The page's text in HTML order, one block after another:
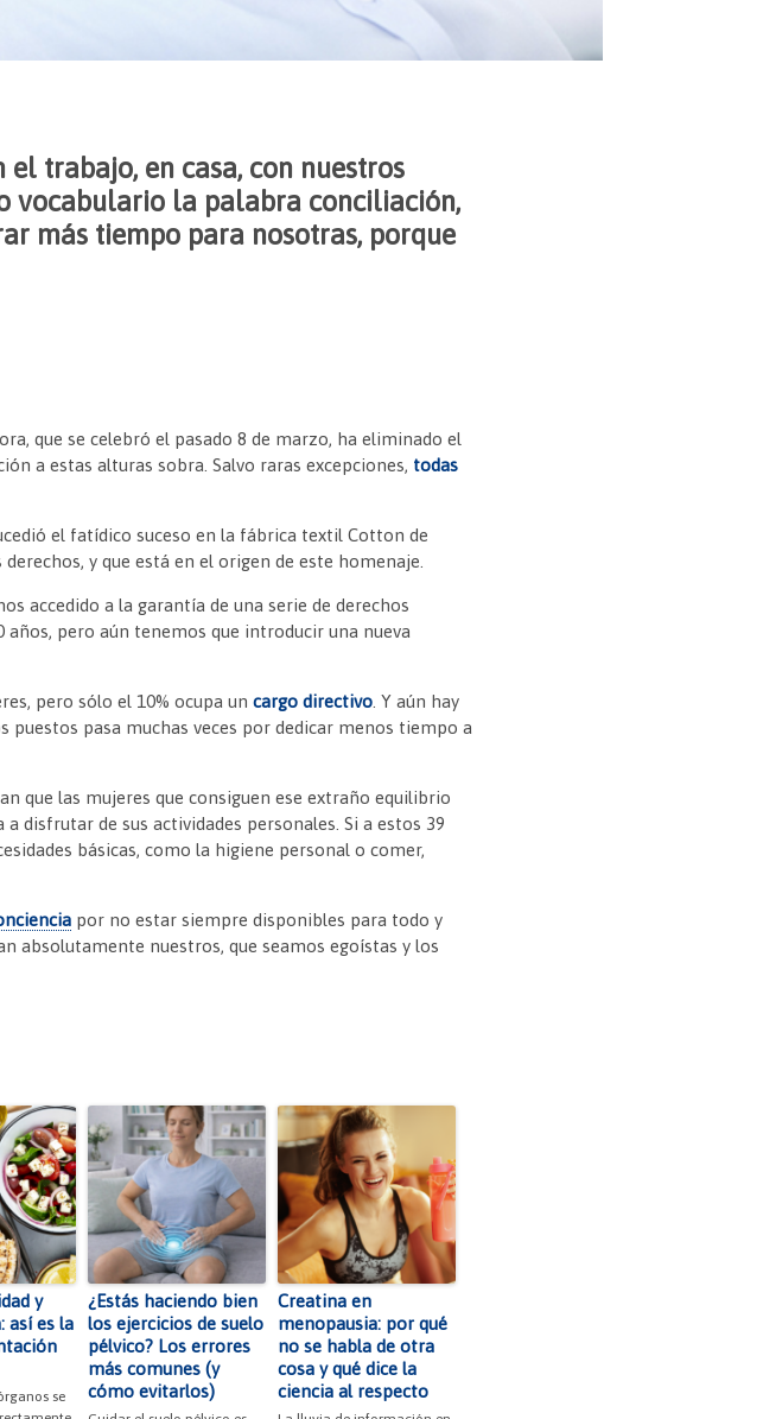
trabajo, en casa, con nuestros
vocabulario la palabra conciliación,
más tiempo para nosotras, porque
que se celebró el pasado 8 de marzo, ha eliminado el
a estas alturas sobra. Salvo raras excepciones, todas
el fatídico suceso en la fábrica textil Cotton de
y que está en el origen de este homenaje.
accedido a la garantía de una serie de derechos
pero aún tenemos que introducir una nueva
pero sólo el 10% ocupa uncargo directivo . Y aún hay
pasa muchas veces por dedicar menos tiempo a
que las mujeres que consiguen ese extraño equilibrio
a disfrutar de sus actividades personales. Si a estos 39
básicas, como la higiene personal o comer,
por no estar siempre disponibles para todo y
absolutamente nuestros, que seamos egoístas y los
y
así es la
se
¿Estás haciendo bien
los ejercicios de suelo
pélvico? Los errores
más comunes (y
cómo evitarlos)
Creatina en
menopausia: por qué
no se habla de otra
cosa y qué dice la
ciencia al respecto